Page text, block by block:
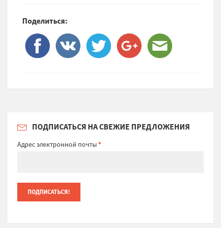
Поделиться:
ПОДПИСАТЬСЯ НА СВЕЖИЕ ПРЕДЛОЖЕНИЯ
Адрес электронной почты*